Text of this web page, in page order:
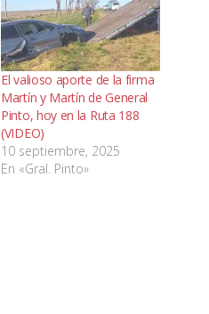
El valioso aporte de la firma
Martín y Martín de General
Pinto, hoy en la Ruta 188
(VIDEO)
10 septiembre, 2025
En «Gral. Pinto»